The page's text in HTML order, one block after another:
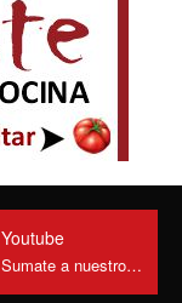
Youtube